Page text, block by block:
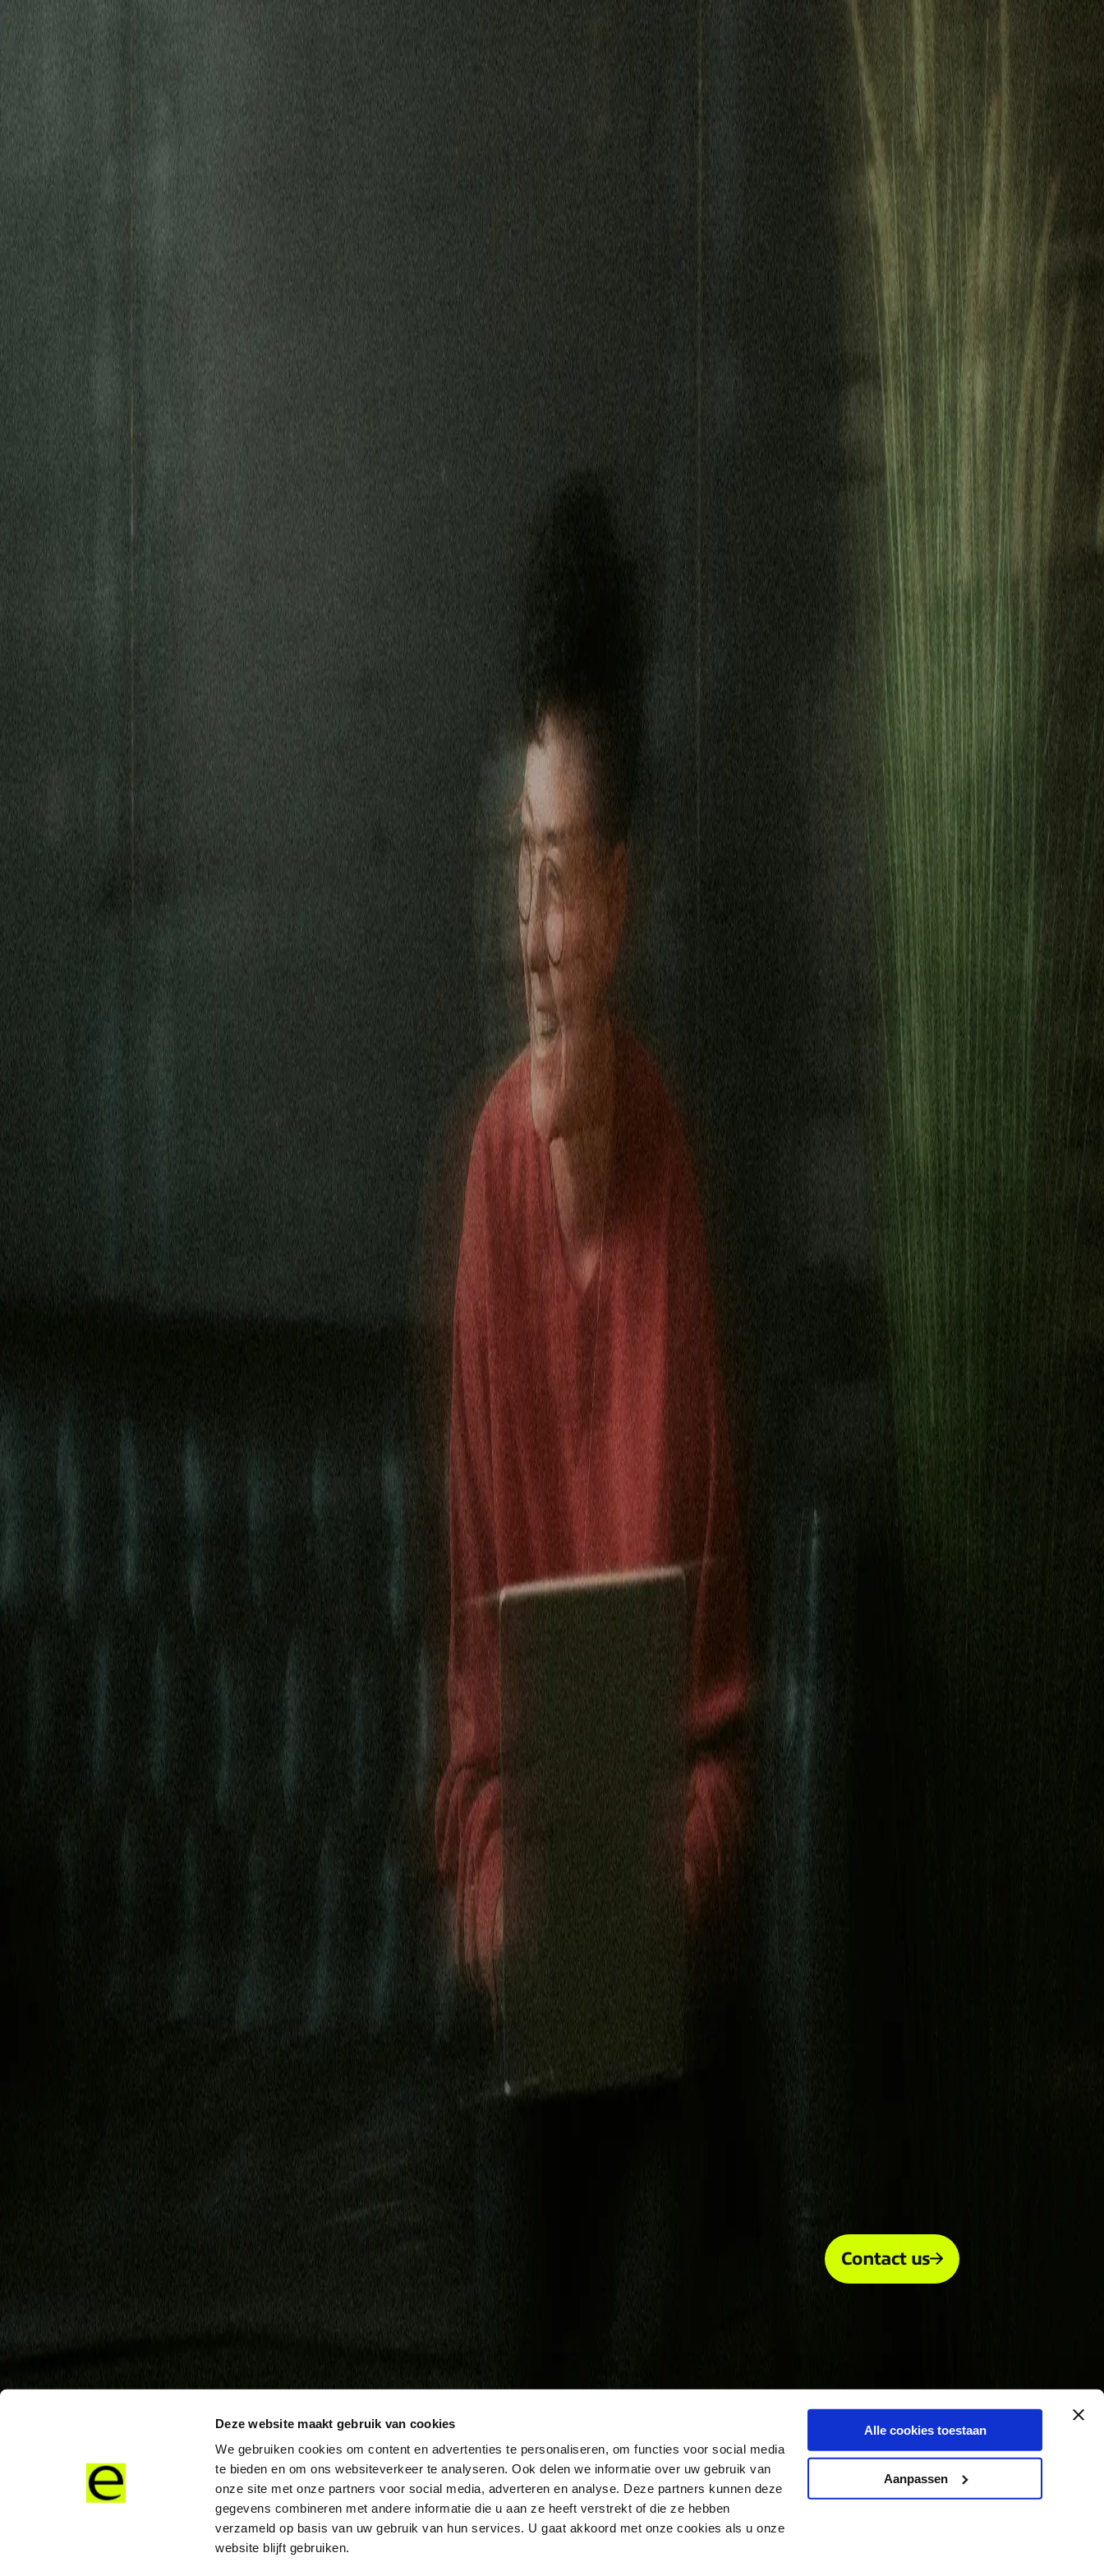
Deze website maakt gebruik van cookies
We gebruiken cookies om content en advertenties te personaliseren, om functies voor social media
te bieden en om ons websiteverkeer te analyseren. Ook delen we informatie over uw gebruik van
onze site met onze partners voor social media, adverteren en analyse. Deze partners kunnen deze
gegevens combineren met andere informatie die u aan ze heeft verstrekt of die ze hebben
verzameld op basis van uw gebruik van hun services. U gaat akkoord met onze cookies als u onze
website blijft gebruiken.
Alle cookies toestaan
Aanpassen
Connect
Global Internet
Fixed Wireless Access Low Earth Orbit
Services
Enhance
Enhanced Internet Enhanced IP Core
Services
Secure
SASE
SD-WANServices
expereoOne
Resources
Brochures Case Studies eBooks Events Infographics Newsletters Press Releases Reports Tools Videos Webinars Whitepapers
Company
About us Partners Partner with Expereo Press Careers
ESG
Partners | Support Login
Contact us
March 31, 2021 1 minute read
HOME
RESOURCES
Webinars
Using Mobile Broadband for Primary Connectivity
Using Mobile Broadband for Primary
Connectivity
40 mins | John Burke, Nemertes | Mo Hafez, Expereo | John Cruickshank, Expereo
Stay connected with Expereo
Be the first to hear about our latest insights, news, and updates.
Services Contact us
Terms & ConditionsSitemapSupplier codeModern SlaveryABC Policy